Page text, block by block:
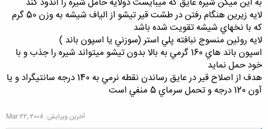
لايه زيرين هنگام رفتن در طشت قير تيشو از الياف شيشه به وزن 50 گرم
كه با نخهاي شيشه تقويت شده باشد
لايه روئين منسوج نبافته پلي استر (سوزني يا اسپون باند )
اسپون باند هاي 160 گرمي به بالا بدون تيشو ميتواند شيره را جذب و با
خود حمل نمايد
هدف از اصلاح قير در عايق رساندن نقطه نرمي به 140 درجه سانتيگراد و يا
آون 120 درجه و تحمل سرماي 5 منفي است
آخرین ویرایش: Mar 22, 2008